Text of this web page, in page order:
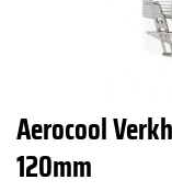
Aerocool
120mm